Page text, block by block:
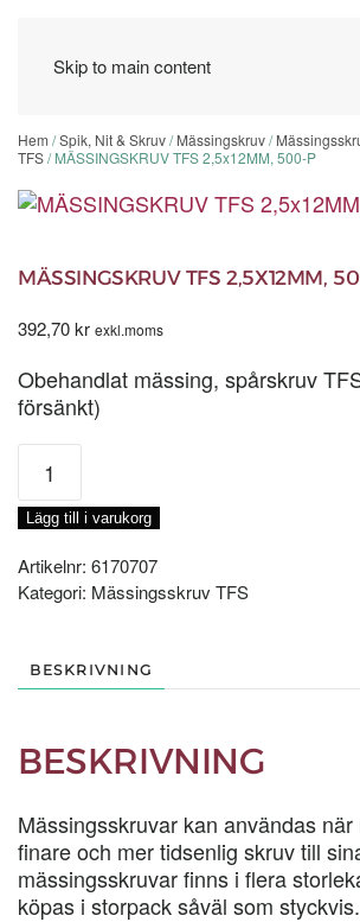
Skip to main content
Hem /Spik, Nit & Skruv/Mässingskruv/
TFS/ MÄSSINGSKRUV TFS 2,5x12MM, 500-P
MÄSSINGSKRUV TFS 2,5X12MM,
392,70kr exkl.moms
Obehandlat mässing, spårskruv
försänkt)
MÄSSINGSKRUV
TFS
2,5x12MM,
500-
P
mängd
Lägg till i varukorg
Artikelnr: 6170707
Kategori: Mässingsskruv TFS
BESKRIVNING
BESKRIVNING
Mässingsskruvar kan användas
finare och mer tidsenlig skruv till
mässingsskruvar finns i flera
köpas i storpack såväl som styckvis.